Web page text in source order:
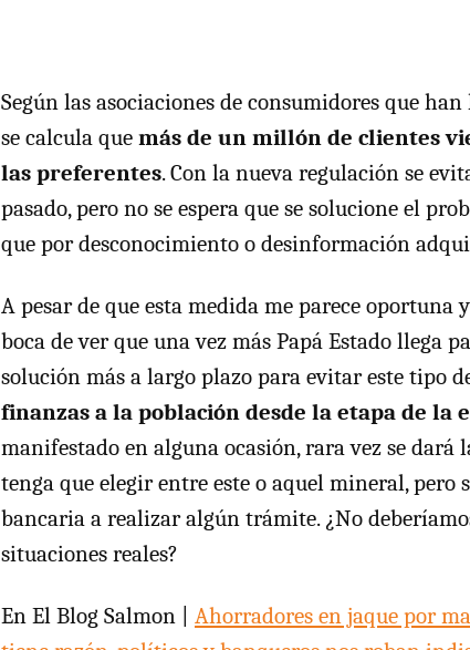
Según las asociaciones de consumidores que
se calcula que más de un millón de clientes
las preferentes. Con la nueva regulación se
pasado, pero no se espera que se solucione el
que por desconocimiento o desinformación
A pesar de que esta medida me parece oportuna
boca de ver que una vez más Papá Estado llega
solución más a largo plazo para evitar este tipo
finanzas a la población desde la etapa de la
manifestado en alguna ocasión, rara vez se dará
tenga que elegir entre este o aquel mineral, pero
bancaria a realizar algún trámite. ¿No
situaciones reales?
En El Blog Salmon | Ahorradores en jaque por